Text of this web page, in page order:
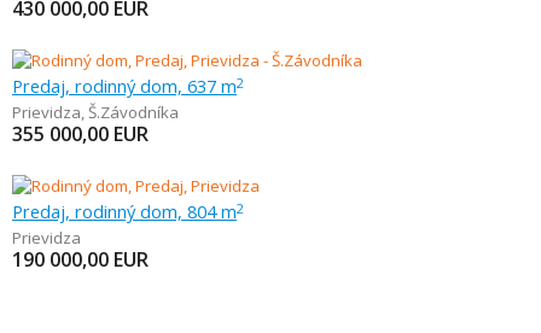
430 000,00 EUR
Predaj, rodinný dom, 637 m2
Prievidza,Š.Závodníka
355 000,00 EUR
Predaj, rodinný dom, 804 m2
Prievidza
190 000,00 EUR